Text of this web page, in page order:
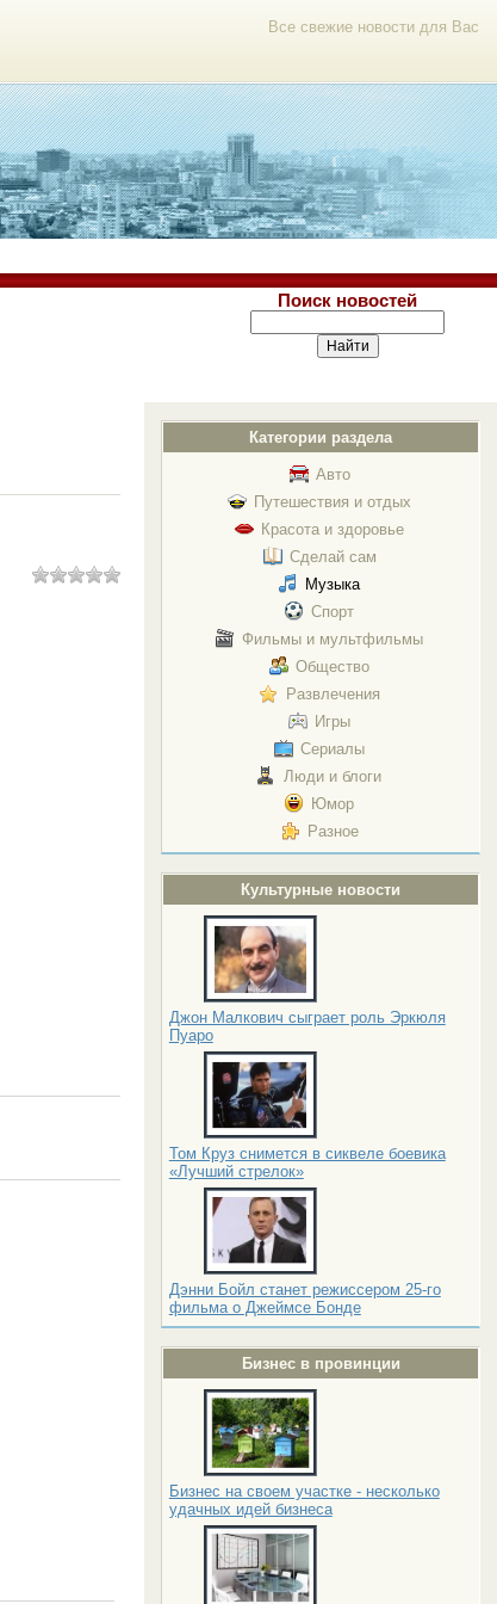
Все свежие новости для Вас
Поиск новостей
Категории раздела
Авто
Путешествия и отдых
Красота и здоровье
Сделай сам
Музыка
Спорт
Фильмы и мультфильмы
Общество
Развлечения
Игры
Сериалы
Люди и блоги
Юмор
Разное
Культурные новости
Джон Малкович сыграет роль Эркюля
Пуаро
Том Круз снимется в сиквеле боевика
«Лучший стрелок»
Дэнни Бойл станет режиссером 25-го
фильма о Джеймсе Бонде
Бизнес в провинции
Бизнес на своем участке - несколько
удачных идей бизнеса